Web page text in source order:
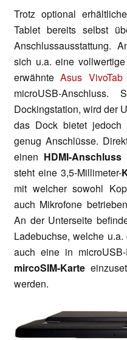
Trotz optional
Tablet bereits selbst
Anschlussausstattung.
sich u.a. eine vollwertige
erwähnteAsus VivoTab
microUSB-
Dockingstation, wird der
das Dock bietet
genug Anschlüsse.
einen HDMI-
steht eine 3,5-Millimeter-
mit welcher sowohl
auch Mikrofone
An der Unterseite
Ladebuchse, welche
auch eine in
mircoSIM-Karte
werden.